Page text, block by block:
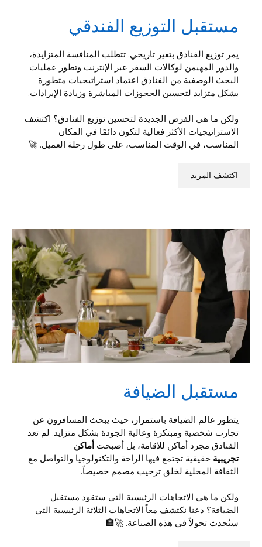
مستقبل التوزيع الفندقي
يمر توزيع الفنادق بتغير تاريخي. تتطلب المنافسة المتزايدة،
والدور المهيمن لوكالات السفر عبر الإنترنت وتطور عمليات
البحث الوصفية من الفنادق اعتماد استراتيجيات متطورة
بشكل متزايد لتحسين الحجوزات المباشرة وزيادة الإيرادات.
ولكن ما هي الفرص الجديدة لتحسين توزيع الفنادق؟ اكتشف
الاستراتيجيات الأكثر فعالية لتكون دائمًا في المكان
المناسب، في الوقت المناسب، على طول رحلة العميل. 🚀
اكتشف المزيد
مستقبل الضيافة
يتطور عالم الضيافة باستمرار، حيث يبحث المسافرون عن
تجارب شخصية ومبتكرة وعالية الجودة بشكل متزايد. لم تعد
الفنادق مجرد أماكن للإقامة، بل أصبحت أماكن
تجريبية حقيقية تجتمع فيها الراحة والتكنولوجيا والتواصل مع
الثقافة المحلية لخلق ترحيب مصمم خصيصاً.
ولكن ما هي الاتجاهات الرئيسية التي ستقود مستقبل
الضيافة؟ دعنا نكتشف معاً الاتجاهات الثلاثة الرئيسية التي
ستُحدث تحولاً في هذه الصناعة. 🚀🏨